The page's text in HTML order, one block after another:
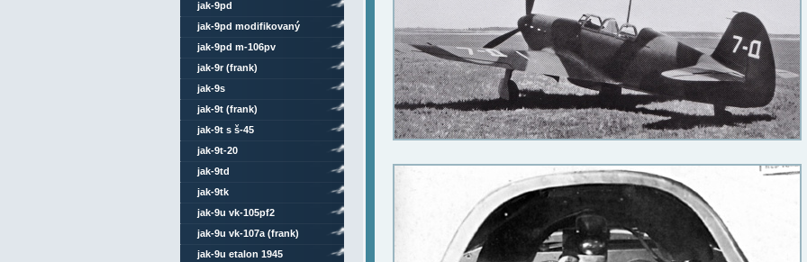
celokovový
jak-9pd
jak-9pd modifikovaný
jak-9pd m-106pv
jak-9r (frank)
jak-9s
jak-9t (frank)
jak-9t s š-45
jak-9t-20
jak-9td
jak-9tk
jak-9u vk-105pf2
jak-9u vk-107a (frank)
jak-9u etalon 1945